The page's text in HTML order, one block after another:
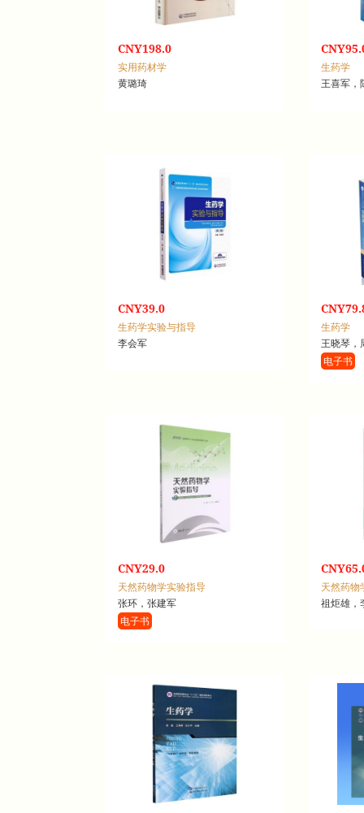
CNY198.0
实用药材学
黄璐琦
生药学
王喜军，
CNY39.0
生药学实验与指导
李会军
生药学
王晓琴，
电子书
CNY29.0
天然药物学实验指导
张环，张建军
电子书
天然药物
祖炬雄，